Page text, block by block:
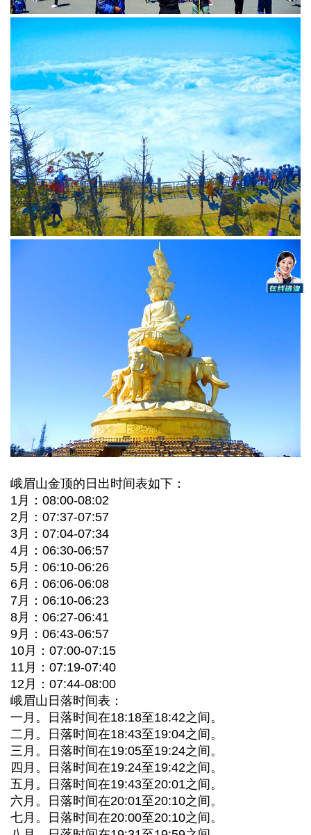
峨眉山金顶的日出时间表如下：
1月：08:00-08:02
2月：07:37-07:57
3月：07:04-07:34
4月：06:30-06:57
5月：06:10-06:26
6月：06:06-06:08
7月：06:10-06:23
8月：06:27-06:41
9月：06:43-06:57
10月：07:00-07:15
11月：07:19-07:40
12月：07:44-08:00
峨眉山日落时间表：
一月。日落时间在18:18至18:42之间。
二月。日落时间在18:43至19:04之间。
三月。日落时间在19:05至19:24之间。
四月。日落时间在19:24至19:42之间。
五月。日落时间在19:43至20:01之间。
六月。日落时间在20:01至20:10之间。
七月。日落时间在20:00至20:10之间。